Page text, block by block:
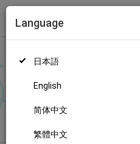
トップ
Language
日本語
English
简体中文
繁體中文
のファンが応援しています。